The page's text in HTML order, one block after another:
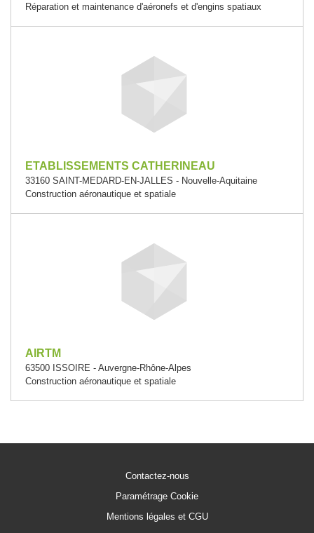
Réparation et maintenance d'aéronefs et d'engins spatiaux
ETABLISSEMENTS CATHERINEAU
33160 SAINT-MEDARD-EN-JALLES - Nouvelle-Aquitaine
Construction aéronautique et spatiale
AIRTM
63500 ISSOIRE - Auvergne-Rhône-Alpes
Construction aéronautique et spatiale
Contactez-nous
Paramétrage Cookie
Mentions légales et CGU